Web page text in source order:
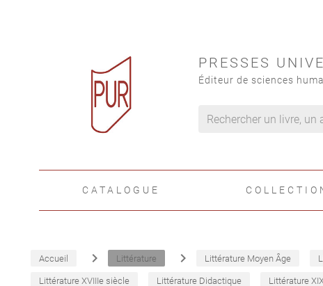
PRESSES
Éditeur de sciences
CATALOGUE
Accueil navigate_next Littérature navigate_next Littérature Moyen Âge
Littérature XVIIIe siècle Littérature Didactique Littérature